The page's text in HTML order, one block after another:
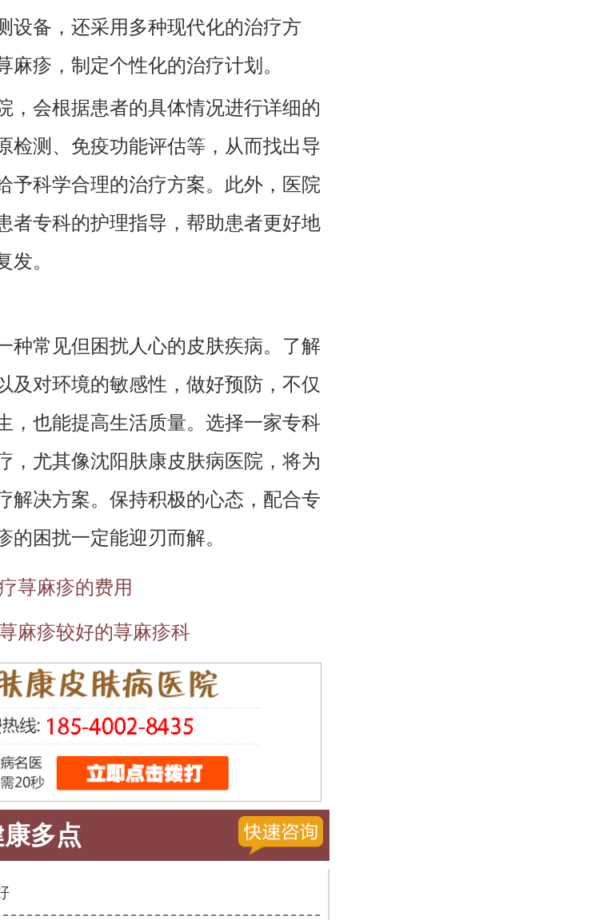
设备，还采用多种现代化的治疗方
麻疹，制定个性化的治疗计划。
，会根据患者的具体情况进行详细的
检测、免疫功能评估等，从而找出导
予科学合理的治疗方案。此外，医院
者专科的护理指导，帮助患者更好地
发。
种常见但困扰人心的皮肤疾病。了解
及对环境的敏感性，做好预防，不仅
，也能提高生活质量。选择一家专科
，尤其像沈阳肤康皮肤病医院，将为
解决方案。保持积极的心态，配合专
的困扰一定能迎刃而解。
荨麻疹的费用
麻疹较好的荨麻疹科
多点